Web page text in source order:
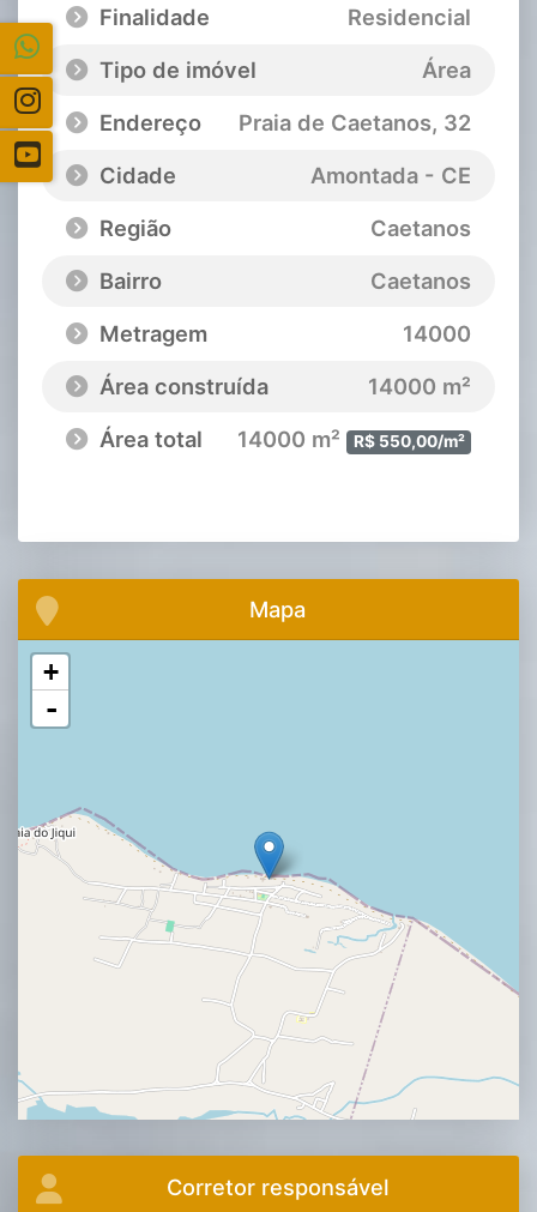
Finalidade
Residencial
Tipo de imóvel
Área
Endereço
Praia de Caetanos, 32
Cidade
Amontada - CE
Região
Caetanos
Bairro
Caetanos
Metragem
14000
Área construída
14000 m²
Área total
14000 m² R$ 550,00/m²
Mapa
+
-
Corretor responsável